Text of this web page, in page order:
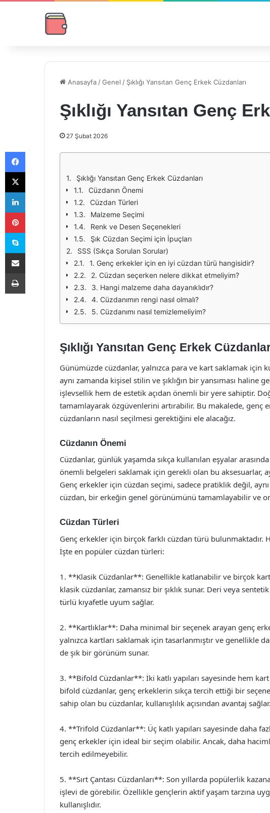
Anasayfa /Genel / Şıklığı Yansıtan Genç Erkek Cüzdanları
Şıklığı Yansıtan Genç
27 Şubat 2026
Şıklığı Yansıtan Genç Erkek Cüzdanları
Cüzdanın Önemi
Cüzdan Türleri
Malzeme Seçimi
Renk ve Desen Seçenekleri
Şık Cüzdan Seçimi için İpuçları
SSS (Sıkça Sorulan Sorular)
1. Genç erkekler için en iyi cüzdan türü hangisidir?
2. Cüzdan seçerken nelere dikkat etmeliyim?
3. Hangi malzeme daha dayanıklıdır?
4. Cüzdanımın rengi nasıl olmalı?
5. Cüzdanımı nasıl temizlemeliyim?
Şıklığı Yansıtan Genç Erkek
Günümüzde cüzdanlar, yalnızca para ve kart saklamak için
aynı zamanda kişisel stilin ve şıklığın bir yansıması haline
işlevsellik hem de estetik açıdan önemli bir yere sahiptir.
tamamlayarak özgüvenlerini artırabilir. Bu makalede, genç
cüzdanların nasıl seçilmesi gerektiğini ele alacağız.
Cüzdanın Önemi
Cüzdanlar, günlük yaşamda sıkça kullanılan eşyalar
önemli belgeleri saklamak için gerekli olan bu aksesuarlar,
Genç erkekler için cüzdan seçimi, sadece pratiklik değil,
cüzdan, bir erkeğin genel görünümünü tamamlayabilir ve
Cüzdan Türleri
Genç erkekler için birçok farklı cüzdan türü bulunmaktadır.
İşte en popüler cüzdan türleri:
1. **Klasik Cüzdanlar**: Genellikle katlanabilir ve birçok
klasik cüzdanlar, zamansız bir şıklık sunar. Deri veya
türlü kıyafetle uyum sağlar.
2. **Kartlıklar**: Daha minimal bir seçenek arayan genç
yalnızca kartları saklamak için tasarlanmıştır ve genellikle
de şık bir görünüm sunar.
3. **Bifold Cüzdanlar**: İki katlı yapıları sayesinde hem
bifold cüzdanlar, genç erkeklerin sıkça tercih ettiği bir
sahip olan bu cüzdanlar, kullanışlılık açısından avantaj sağlar.
4. **Trifold Cüzdanlar**: Üç katlı yapıları sayesinde daha
genç erkekler için ideal bir seçim olabilir. Ancak, daha
tercih edilmeyebilir.
5. **Sırt Çantası Cüzdanları**: Son yıllarda popülerlik
işlevi de görebilir. Özellikle gençlerin aktif yaşam tarzına
kullanışlıdır.
Facebook
X
LinkedIn
Pinterest
Skype
E-Posta ile paylaş